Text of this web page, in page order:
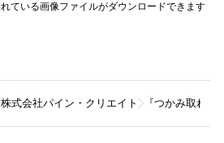
ている画像ファイルがダウンロードできます
株式会社パイン・クリエイト 『つかみ取れ